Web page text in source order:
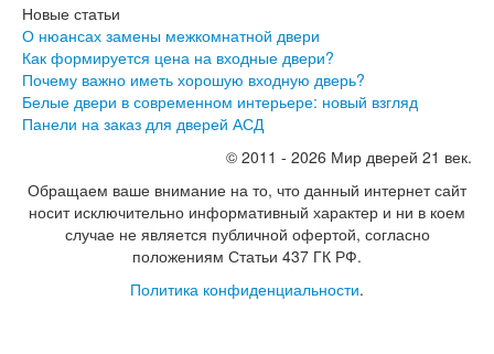
Новые статьи
О нюансах замены межкомнатной двери
Как формируется цена на входные двери?
Почему важно иметь хорошую входную дверь?
Белые двери в современном интерьере: новый взгляд
Панели на заказ для дверей АСД
© 2011 - 2026 Мир дверей 21 век.
Обращаем ваше внимание на то, что данный интернет сайт
носит исключительно информативный характер и ни в коем
случае не является публичной офертой, согласно
положениям Статьи 437 ГК РФ.
Политика конфиденциальности.